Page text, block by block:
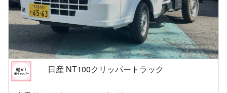
日産 NT100クリッパートラック